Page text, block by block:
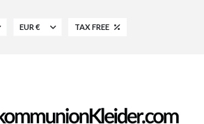
EUR € TAX FREE